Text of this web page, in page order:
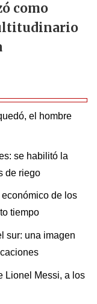
como
el hombre
se habilitó la
de riego
de los
tiempo
sur: una imagen
Lionel Messi, a los